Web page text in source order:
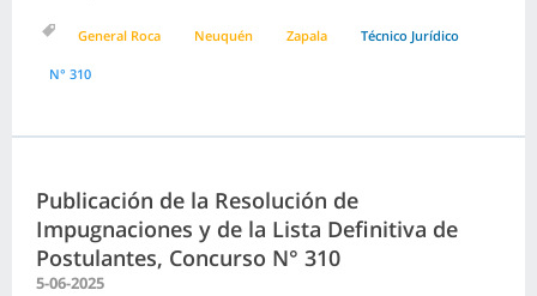
General Roca Neuquén Zapala Técnico Jurídico
N° 310
Publicación de la Resolución de
Impugnaciones y de la Lista Definitiva de
Postulantes, Concurso N° 310
5-06-2025